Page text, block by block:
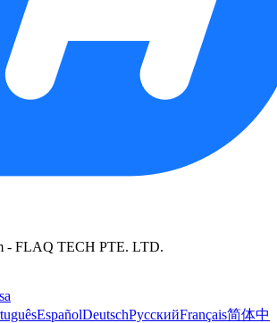
- FLAQ TECH PTE. LTD.
EspañolDeutschРусскийFrançais简体中